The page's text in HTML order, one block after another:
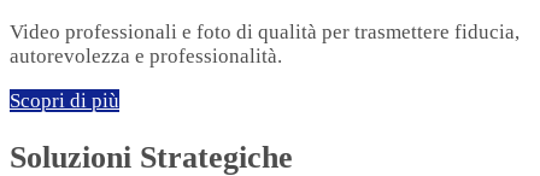
Video professionali e foto di qualità per trasmettere fiducia,
autorevolezza e professionalità.
Scopri di più
Soluzioni Strategiche